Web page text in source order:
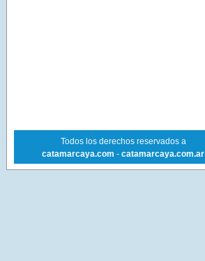
Todos los derechos reservados a
catamarcaya.com - catamarcaya.com.ar